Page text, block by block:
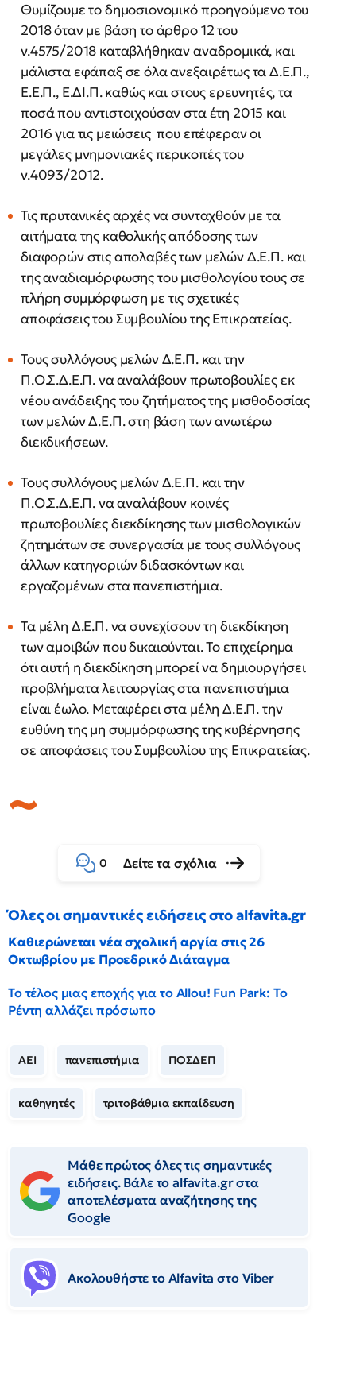
Θυμίζουμε το δημοσιονομικό προηγούμενο του
2018 όταν με βάση το άρθρο 12 του
ν.4575/2018 καταβλήθηκαν αναδρομικά, και
μάλιστα εφάπαξ σε όλα ανεξαιρέτως τα Δ.Ε.Π.,
Ε.Ε.Π., Ε.ΔΙ.Π. καθώς και στους ερευνητές, τα
ποσά που αντιστοιχούσαν στα έτη 2015 και
2016 για τις μειώσεις που επέφεραν οι
μεγάλες μνημονιακές περικοπές του
ν.4093/2012.
Τις πρυτανικές αρχές να συνταχθούν με τα
αιτήματα της καθολικής απόδοσης των
διαφορών στις απολαβές των μελών Δ.Ε.Π. και
της αναδιαμόρφωσης του μισθολογίου τους σε
πλήρη συμμόρφωση με τις σχετικές
αποφάσεις του Συμβουλίου της Επικρατείας.
Τους συλλόγους μελών Δ.Ε.Π. και την
Π.Ο.Σ.Δ.Ε.Π. να αναλάβουν πρωτοβουλίες εκ
νέου ανάδειξης του ζητήματος της μισθοδοσίας
των μελών Δ.Ε.Π. στη βάση των ανωτέρω
διεκδικήσεων.
Τους συλλόγους μελών Δ.Ε.Π. και την
Π.Ο.Σ.Δ.Ε.Π. να αναλάβουν κοινές
πρωτοβουλίες διεκδίκησης των μισθολογικών
ζητημάτων σε συνεργασία με τους συλλόγους
άλλων κατηγοριών διδασκόντων και
εργαζομένων στα πανεπιστήμια.
Τα μέλη Δ.Ε.Π. να συνεχίσουν τη διεκδίκηση
των αμοιβών που δικαιούνται. Το επιχείρημα
ότι αυτή η διεκδίκηση μπορεί να δημιουργήσει
προβλήματα λειτουργίας στα πανεπιστήμια
είναι έωλο. Μεταφέρει στα μέλη Δ.Ε.Π. την
ευθύνη της μη συμμόρφωσης της κυβέρνησης
σε αποφάσεις του Συμβουλίου της Επικρατείας.
0 Δείτε τα σχόλια
Όλες οι σημαντικές ειδήσεις στο alfavita.gr
Καθιερώνεται νέα σχολική αργία στις 26
Οκτωβρίου με Προεδρικό Διάταγμα
Το τέλος μιας εποχής για το Allou! Fun Park: Το
Ρέντη αλλάζει πρόσωπο
ΑΕΙ πανεπιστήμια ΠΟΣΔΕΠ
καθηγητές τριτοβάθμια εκπαίδευση
Μάθε πρώτος όλες τις σημαντικές
ειδήσεις. Βάλε το alfavita.gr στα
αποτελέσματα αναζήτησης της
Google
Ακολουθήστε το Αlfavita στο Viber